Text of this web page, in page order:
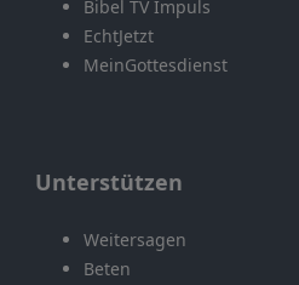
Bibel TV Impuls
EchtJetzt
MeinGottesdienst
Unterstützen
Weitersagen
Beten